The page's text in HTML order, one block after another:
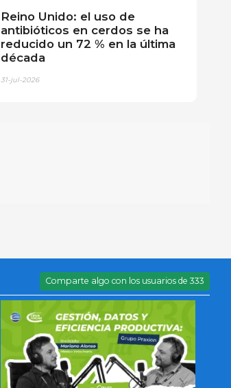
Reino Unido: el uso de
antibióticos en cerdos se ha
reducido un 72 % en la última
década
31-jul-2026
Comparte algo con los usuarios de 333